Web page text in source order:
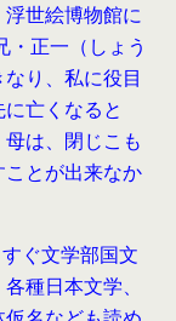
世絵博物館に
正一（しょう
り、私に役目
亡くなると
は、閉じこも
とが出来なか
ぐ文学部国文
種日本文学、